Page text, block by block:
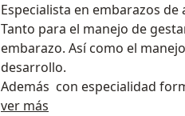
Especialista en embarazos de
Tanto para el manejo de
embarazo. Así como el
desarrollo.
Además con especialidad
malformaciones fetales.
ver más